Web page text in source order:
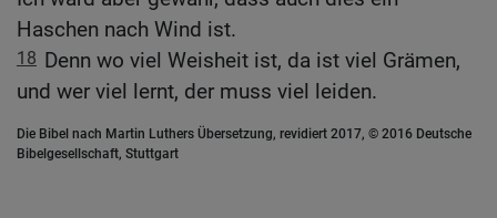
Haschen nach Wind ist.
18 Denn wo viel Weisheit ist, da ist viel Grämen,
und wer viel lernt, der muss viel leiden.
Die Bibel nach Martin Luthers Übersetzung, revidiert 2017, © 2016 Deutsche
Bibelgesellschaft, Stuttgart